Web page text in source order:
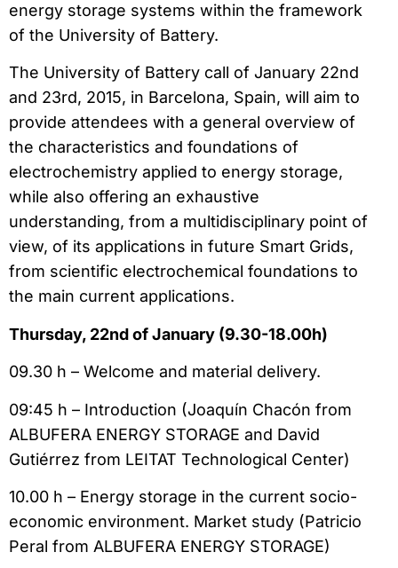
energy storage systems within the framework
of the University of Battery.
The University of Battery call of January 22nd
and 23rd, 2015, in Barcelona, Spain, will aim to
provide attendees with a general overview of
the characteristics and foundations of
electrochemistry applied to energy storage,
while also offering an exhaustive
understanding, from a multidisciplinary point of
view, of its applications in future Smart Grids,
from scientific electrochemical foundations to
the main current applications.
Thursday, 22nd of January (9.30-18.00h)
09.30 h – Welcome and material delivery.
09:45 h – Introduction (Joaquín Chacón from
ALBUFERA ENERGY STORAGE and David
Gutiérrez from LEITAT Technological Center)
10.00 h – Energy storage in the current socio-
economic environment. Market study (Patricio
Peral from ALBUFERA ENERGY STORAGE)